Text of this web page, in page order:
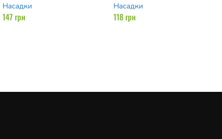
Насадки
147 грн
Насадки
118грн